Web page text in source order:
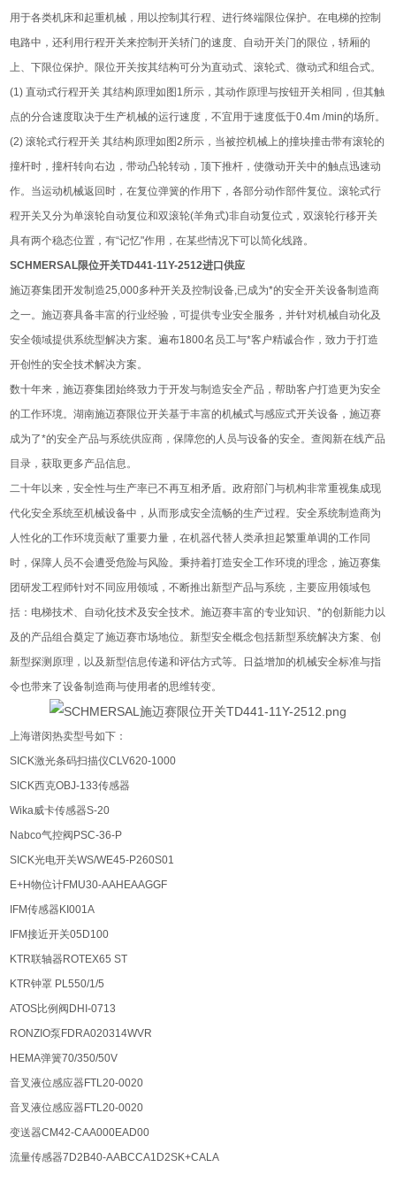
用于各类机床和起重机械，用以控制其行程、进行终端限位保护。在电梯的控制
电路中，还利用行程开关来控制开关轿门的速度、自动开关门的限位，轿厢的
上、下限位保护。限位开关按其结构可分为直动式、滚轮式、微动式和组合式。
(1) 直动式行程开关 其结构原理如图1所示，其动作原理与按钮开关相同，但其触
点的分合速度取决于生产机械的运行速度，不宜用于速度低于0.4m /min的场所。
(2) 滚轮式行程开关 其结构原理如图2所示，当被控机械上的撞块撞击带有滚轮的
撞杆时，撞杆转向右边，带动凸轮转动，顶下推杆，使微动开关中的触点迅速动
作。当运动机械返回时，在复位弹簧的作用下，各部分动作部件复位。滚轮式行
程开关又分为单滚轮自动复位和双滚轮(羊角式)非自动复位式，双滚轮行移开关
具有两个稳态位置，有“记忆"作用，在某些情况下可以简化线路。
SCHMERSAL限位开关TD441-11Y-2512进口供应
施迈赛集团开发制造25,000多种开关及控制设备,已成为*的安全开关设备制造商
之一。施迈赛具备丰富的行业经验，可提供专业安全服务，并针对机械自动化及
安全领域提供系统型解决方案。遍布1800名员工与*客户精诚合作，致力于打造
开创性的安全技术解决方案。
数十年来，施迈赛集团始终致力于开发与制造安全产品，帮助客户打造更为安全
的工作环境。湖南施迈赛限位开关基于丰富的机械式与感应式开关设备，施迈赛
成为了*的安全产品与系统供应商，保障您的人员与设备的安全。查阅新在线产品
目录，获取更多产品信息。
二十年以来，安全性与生产率已不再互相矛盾。政府部门与机构非常重视集成现
代化安全系统至机械设备中，从而形成安全流畅的生产过程。安全系统制造商为
人性化的工作环境贡献了重要力量，在机器代替人类承担起繁重单调的工作同
时，保障人员不会遭受危险与风险。秉持着打造安全工作环境的理念，施迈赛集
团研发工程师针对不同应用领域，不断推出新型产品与系统，主要应用领域包
括：电梯技术、自动化技术及安全技术。施迈赛丰富的专业知识、*的创新能力以
及的产品组合奠定了施迈赛市场地位。新型安全概念包括新型系统解决方案、创
新型探测原理，以及新型信息传递和评估方式等。日益增加的机械安全标准与指
令也带来了设备制造商与使用者的思维转变。
上海谱闵热卖型号如下：
SICK激光条码扫描仪CLV620-1000
SICK西克OBJ-133传感器
Wika威卡传感器S-20
Nabco气控阀PSC-36-P
SICK光电开关WS/WE45-P260S01
E+H物位计FMU30-AAHEAAGGF
IFM传感器KI001A
IFM接近开关05D100
KTR联轴器ROTEX65 ST
KTR钟罩 PL550/1/5
ATOS比例阀DHI-0713
RONZIO泵FDRA020314WVR
HEMA弹簧70/350/50V
音叉液位感应器FTL20-0020
音叉液位感应器FTL20-0020
变送器CM42-CAA000EAD00
流量传感器7D2B40-AABCCA1D2SK+CALA